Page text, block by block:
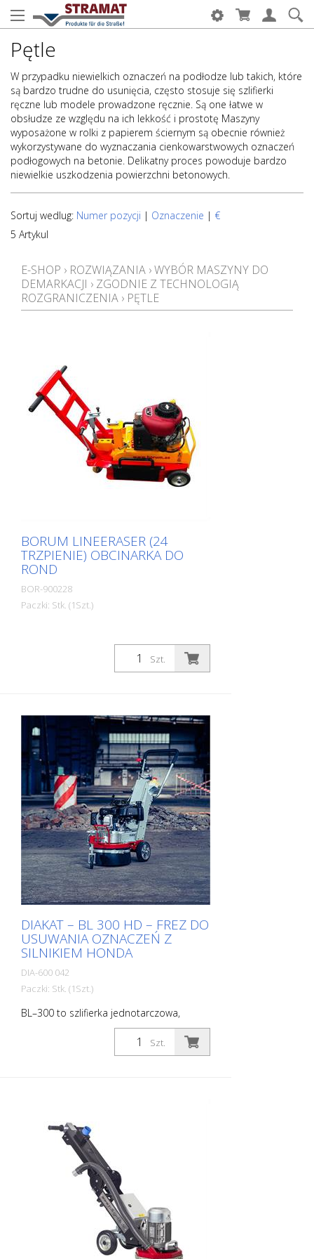
Pętle
W przypadku niewielkich oznaczeń na podłodze lub takich, które
są bardzo trudne do usunięcia, często stosuje się szlifierki
ręczne lub modele prowadzone ręcznie. Są one łatwe w
obsłudze ze względu na ich lekkość i prostotę Maszyny
wyposażone w rolki z papierem ściernym są obecnie również
wykorzystywane do wyznaczania cienkowarstwowych oznaczeń
podłogowych na betonie. Delikatny proces powoduje bardzo
niewielkie uszkodzenia powierzchni betonowych.
Sortuj wedlug: Numer pozycji | Oznaczenie | €
5 Artykul
E-SHOP › ROZWIĄZANIA ›WYBÓR MASZYNY DO
DEMARKACJI › ZGODNIE Z TECHNOLOGIĄ
ROZGRANICZENIA › PĘTLE
BORUM LINEERASER (24
TRZPIENIE) OBCINARKA DO
ROND
BOR-900228
Paczki: Stk. (1Szt.)
Szt.
DIAKAT – BL 300 HD – FREZ DO
USUWANIA OZNACZEŃ Z
SILNIKIEM HONDA
DIA-600 042
Paczki: Stk. (1Szt.)
BL–300 to szlifierka jednotarczowa,
zaprojektowana z myślą o szerokim
zakresie zastosowań. Dzięki szerokiemu
wyborowi narzędzi oraz prostemu
prędkość obrotowa wynosząca 900
obr./min jest przeznaczona do
szlifowania wygładzającego (usuwania
poziomych śladów po kołach). Wysoka
prędkość obrotowa wynosząca 1 350
obr./min jest przeznaczona do
szlifowania za pomocą narzędzi
diamentowych. Cechy: - Prosta, a
jednocześnie solidna konstrukcja
zapewnia długą, bezawaryjną pracę - Duża
Szt.